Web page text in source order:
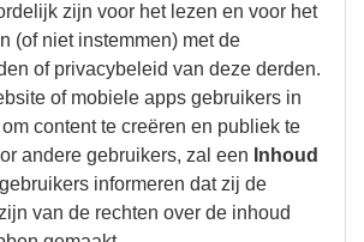
zijn voor het lezen en voor het
(of niet instemmen) met de
of privacybeleid van deze derden.
of mobiele apps gebruikers in
content te creëren en publiek te
andere gebruikers, zal een Inhoud
informeren dat zij de
van de rechten over de inhoud